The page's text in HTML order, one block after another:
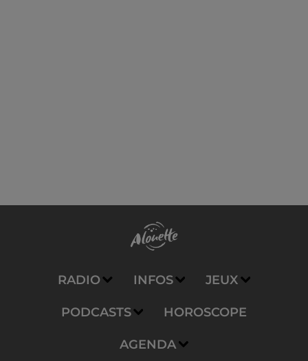
RADIO INFOS JEUX
PODCASTS HOROSCOPE
AGENDA